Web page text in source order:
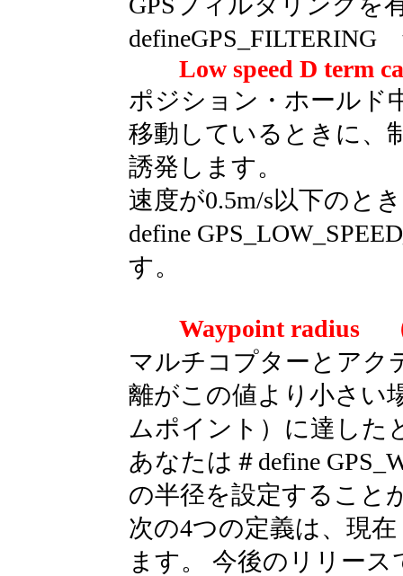
Low speed D term
ポジション・ホールド
移動しているときに、
誘発します。
速度が0.5m/s以下のと
define
す。
Waypoint radius
マルチコプターとアク
離がこの値より小さい
ムポイント）に達した
あなたは＃define
の半径を設定すること
次の4つの定義は、現
ます。 今後のリリー